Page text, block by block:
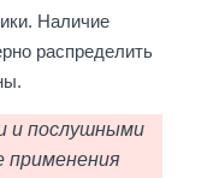
Наличие
распределить
и послушными
применения